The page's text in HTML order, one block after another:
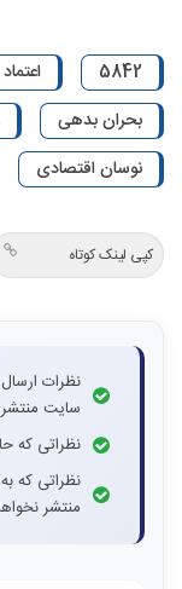
5842
بحران بدهی
نوسان اقتصادی
کپی لینک کوتاه
نظرات
سایت
نظراتی که
نظراتی که
منتشر